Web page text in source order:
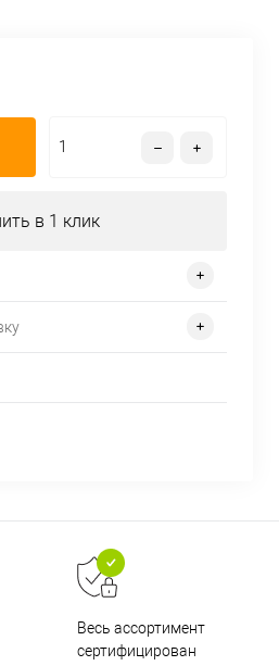
в 1 клик
Весь ассортимент
сертифицирован